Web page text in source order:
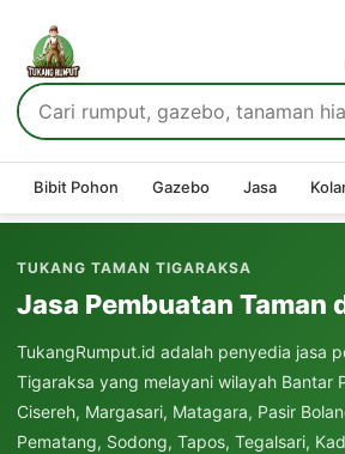
Bibit Pohon Gazebo Jasa
TUKANG TAMAN TIGARAKSA
Jasa Pembuatan Taman
TukangRumput.id adalah penyedia jasa
Tigaraksa yang melayani wilayah Bantar
Cisereh, Margasari, Matagara, Pasir
Pematang, Sodong, Tapos, Tegalsari,